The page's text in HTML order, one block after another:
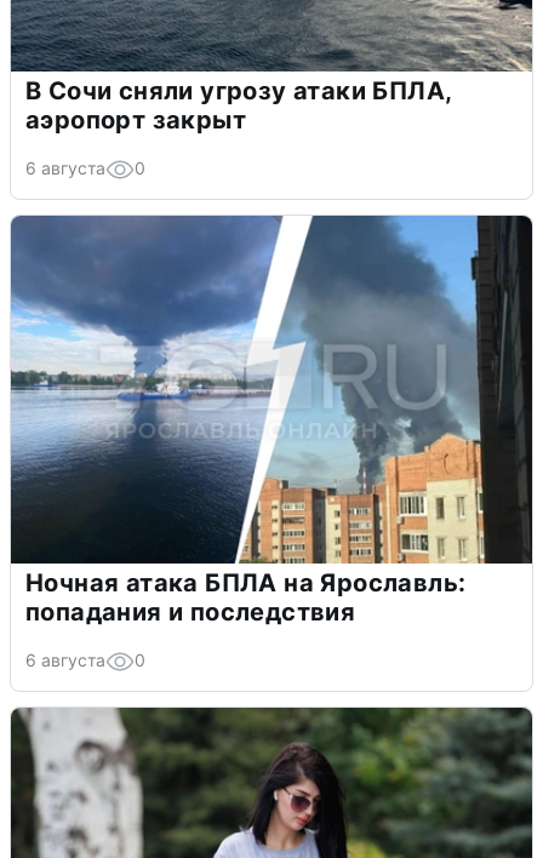
В Сочи сняли угрозу атаки БПЛА,
аэропорт закрыт
6 августа 0
Ночная атака БПЛА на Ярославль:
попадания и последствия
6 августа 0